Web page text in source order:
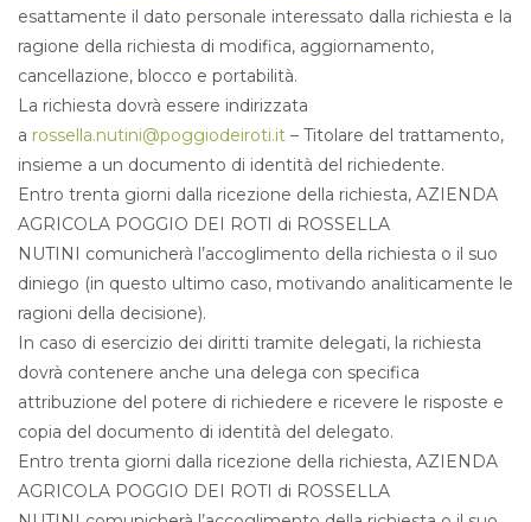
esattamente il dato personale interessato dalla richiesta e la
ragione della richiesta di modifica, aggiornamento,
cancellazione, blocco e portabilità.
La richiesta dovrà essere indirizzata
a rossella.nutini@poggiodeiroti.it – Titolare del trattamento,
insieme a un documento di identità del richiedente.
Entro trenta giorni dalla ricezione della richiesta, AZIENDA
AGRICOLA POGGIO DEI ROTI di ROSSELLA
NUTINI comunicherà l’accoglimento della richiesta o il suo
diniego (in questo ultimo caso, motivando analiticamente le
ragioni della decisione).
In caso di esercizio dei diritti tramite delegati, la richiesta
dovrà contenere anche una delega con specifica
attribuzione del potere di richiedere e ricevere le risposte e
copia del documento di identità del delegato.
Entro trenta giorni dalla ricezione della richiesta, AZIENDA
AGRICOLA POGGIO DEI ROTI di ROSSELLA